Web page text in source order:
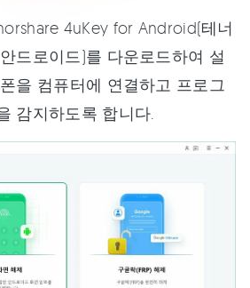
4uKey for Android(테너
드로이드)를 다운로드하여 설
을 컴퓨터에 연결하고 프로그
감지하도록 합니다.